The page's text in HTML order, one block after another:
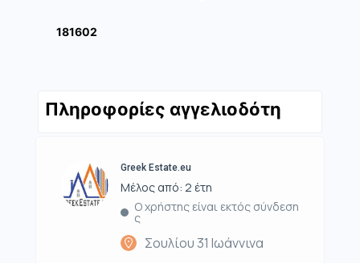
181602
Πληροφορίες αγγελιοδότη
Greek Estate.eu
Μέλος από: 2 έτη
Ο χρήστης είναι εκτός σύνδεση
ς
Σουλίου 31 Ιωάννινα